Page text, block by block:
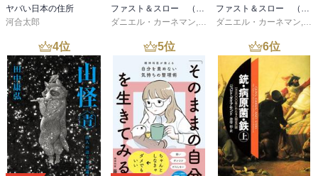
後半にかけては、最高のご縁が結ばれる
4つのルートを歩むための具体的な実践方法が
わかりやすく解説されています。
★人生に、まだやり残した大切なことがあると感じている
★出会うべき人と早く出会いたいと願っている
★愛ある人生を送りたいと思っている
★人生を豊かにする出会いの秘密を知りたい
そう感じている多くの人に贈る1冊。
不幸な結婚、｢この人に幸せにしてもらおう｣と、一方的に求める結
婚
幸せな結婚とは｢この人を幸せにしてあげたい｣と一緒に幸せになっ
ていくと決意した結婚
お互い条件によって繋がった関係に、安心感はない。
思考や感情を客観的に見るために日記がおすすめ
・感謝したこと、反省点、改善点、学び
→自己内省の中で勝ちパターン、負けパターンがわかる
④愛と見神の道…純粋な気持ちで生きる
その人の中の一番美しい部分（その人の意識の奥底にある、輝ける
魂）を見る
ヤバい日本の住所
河合太郎
ファスト＆スロー （下）
ダニエル・カーネマン, 村井章子
ファスト＆スロー （上）
ダニエル・カーネマン, 村
4位 5位 6位